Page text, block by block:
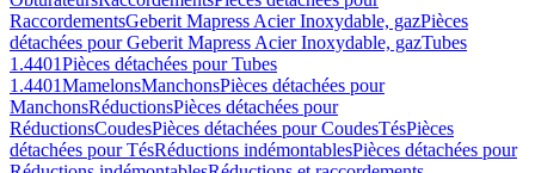
RaccordementsGeberit Mapress Acier Inoxydable, gazPièces
détachées pour Geberit Mapress Acier Inoxydable, gazTubes
1.4401Pièces détachées pour Tubes
1.4401MamelonsManchonsPièces détachées pour
ManchonsRéductionsPièces détachées pour
RéductionsCoudesPièces détachées pour CoudesTésPièces
détachées pour TésRéductions indémontablesPièces détachées pour